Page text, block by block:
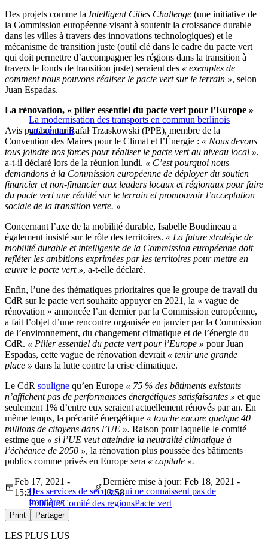
Des projets comme la Intelligent Cities Challenge (une initiative de
la Commission européenne visant à soutenir la croissance durable
dans les villes à travers des innovations technologiques) et le
mécanisme de transition juste (outil clé dans le cadre du pacte vert
qui doit permettre d’accompagner les régions dans la transition à
travers le fonds de transition juste) seraient des « exemples de
comment nous pouvons réaliser le pacte vert sur le terrain », selon
Juan Espadas.
La modernisation des transports en commun berlinois
va bon train
La rénovation, « pilier essentiel du pacte vert pour l’Europe »
Avis partagé par Rafał Trzaskowski (PPE), membre de la
Convention des Maires pour le Climat et l’Énergie : « Nous devons
tous joindre nos forces pour réaliser le pacte vert au niveau local »,
a-t-il déclaré lors de la réunion lundi. « C’est pourquoi nous
demandons à la Commission européenne de déployer du soutien
financier et non-financier aux leaders locaux et régionaux pour faire
du pacte vert une réalité sur le terrain et promouvoir l’acceptation
sociale de la transition verte. »
Concernant l’axe de la mobilité durable, Isabelle Boudineau a
également insisté sur le rôle des territoires. « La future stratégie de
mobilité durable et intelligente de la Commission européenne doit
refléter les ambitions exprimées par les territoires pour mettre en
œuvre le pacte vert », a-t-elle déclaré.
Enfin, l’une des thématiques prioritaires que le groupe de travail du
CdR sur le pacte vert souhaite appuyer en 2021, la « vague de
rénovation » annoncée l’an dernier par la Commission européenne,
a fait l’objet d’une rencontre organisée en janvier par la Commission
de l’environnement, du changement climatique et de l’énergie du
CdR. « Pilier essentiel du pacte vert pour l’Europe » pour Juan
Espadas, cette vague de rénovation devrait « tenir une grande
place » dans la lutte contre la crise climatique.
Le CdR souligne qu’en Europe « 75 % des bâtiments existants
n’affichent pas de performances énergétiques satisfaisantes » et que
seulement 1% d’entre eux seraient actuellement rénovés par an. En
même temps, la précarité énergétique « touche encore quelque 40
millions de citoyens dans l’UE ». Raison pour laquelle le comité
estime que « si l’UE veut atteindre la neutralité climatique à
l’échéance de 2050 », la rénovation plus poussée des bâtiments
publics comme privés en Europe sera « capitale ».
Des services de secours qui ne connaissent pas de
frontières
Feb 17, 2021 -
15:31
Dernière mise à jour: Feb 18, 2021 -
13:58
PolitiqueComité des regionsPacte vert
Print Partager
LES PLUS LUS